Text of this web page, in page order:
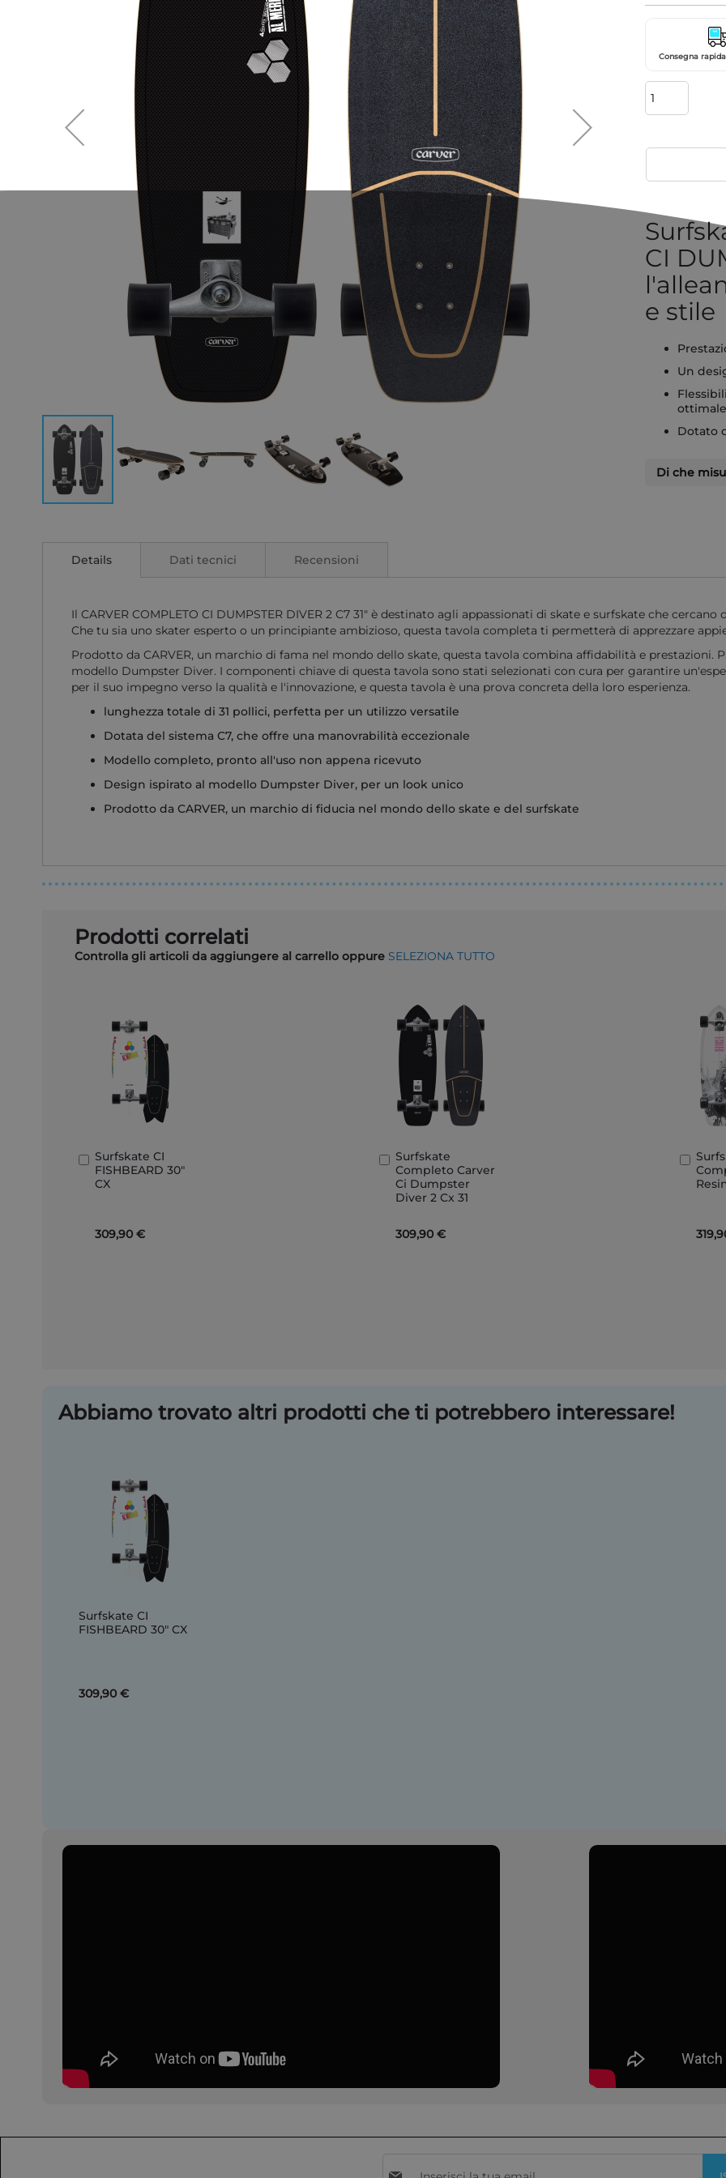
della
galleria
Consegna
CI
e stile
Un
Dotato
Di che
Details
Il CARVER COMPLETO CI DUMPSTER DIVER 2 C7 31" è destinato agli appassionati di skate e surfskate che
Che tu sia uno skater esperto o un principiante ambizioso, questa tavola completa ti permetterà di apprezzare
Prodotto da CARVER, un marchio di fama nel mondo dello skate, questa tavola combina affidabilità e prestazioni.
modello Dumpster Diver. I componenti chiave di questa tavola sono stati selezionati con cura per garantire
per il suo impegno verso la qualità e l'innovazione, e questa tavola è una prova concreta della loro esperienza.
lunghezza totale di 31 pollici, perfetta per un utilizzo versatile
Dotata del sistema C7, che offre una manovrabilità eccezionale
Modello completo, pronto all'uso non appena ricevuto
Design ispirato al modello Dumpster Diver, per un look unico
Prodotto da CARVER, un marchio di fiducia nel mondo dello skate e del surfskate
Dati tecnici Recensioni
Prodotti correlati
Controlla gli articoli da aggiungere al carrello oppure SELEZIONA TUTTO
Surfskate CI
FISHBEARD 30"
CX
309,90 €
Aggiungi
al
Carrello
Surfskate
Completo Carver
Ci Dumpster
Diver 2 Cx 31
309,90 €
Aggiungi
al
Carrello
al
Abbiamo trovato altri prodotti che ti potrebbero interessare!
Surfskate CI
FISHBEARD 30" CX
309,90 €